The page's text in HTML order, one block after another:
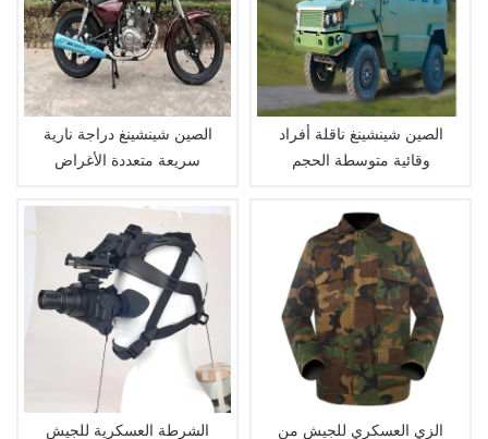
الصين شينشينغ دراجة نارية
سريعة متعددة الأغراض
الصين شينشينغ ناقلة أفراد
وقائية متوسطة الحجم
الشرطة العسكرية للجيش
الزي العسكري للجيش من